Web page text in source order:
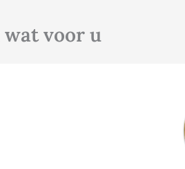
voor u